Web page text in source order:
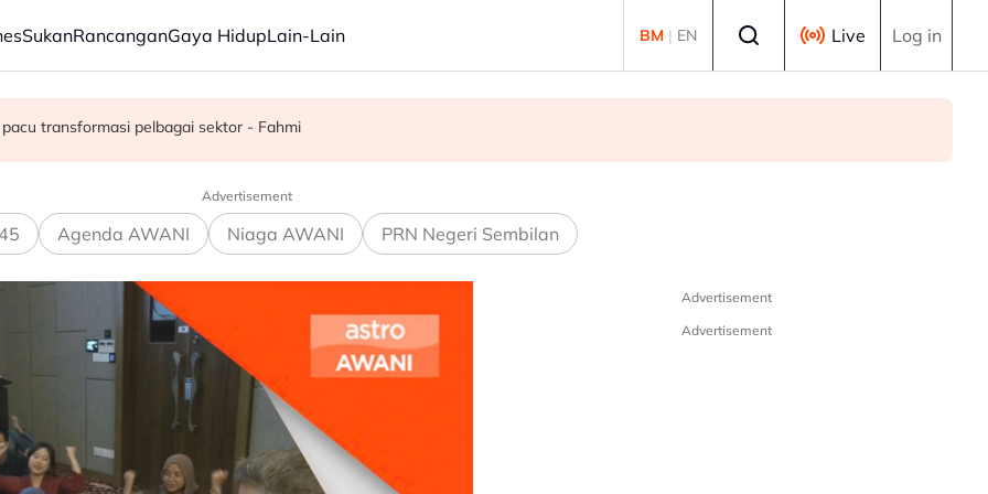
SukanRancanganGaya HidupLain-Lain BM | EN Live Log in
transformasi pelbagai sektor - Fahmi
semusim
Advertisement
Agenda AWANI Niaga AWANI PRN Negeri Sembilan
Advertisement
Advertisement